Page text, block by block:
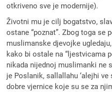
otkriveno sve je modernije).
Životni mu je cilj bogatstvo,
ostane “poznat”. Zbog toga se
muslimanske djevojke
kako bi ostale na “ljestvicama
nikada nijednoj muslimanki ne
je Poslanik, sallallahu ‘alejhi
dobre vjernice koje su se za